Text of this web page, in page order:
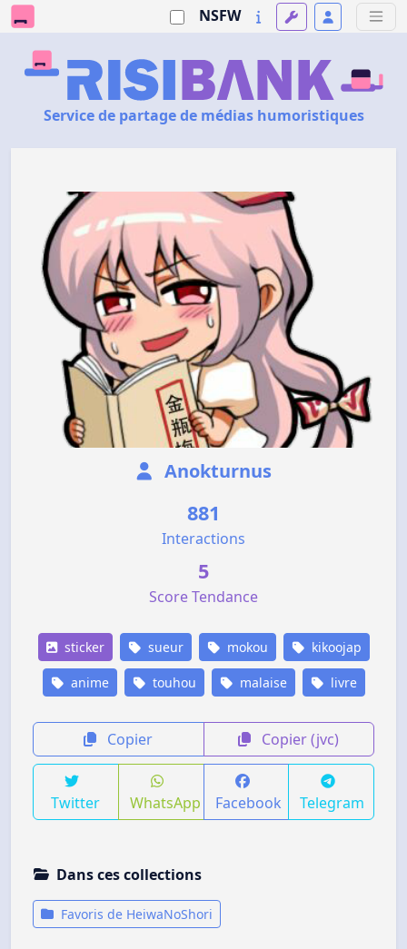
NSFW
Service de partage de médias humoristiques
Anokturnus
881
Interactions
5
Score Tendance
sticker sueur mokou kikoojap
anime touhou malaise livre
Copier Copier (jvc)
Twitter WhatsApp Facebook Telegram
Dans ces collections
Favoris de HeiwaNoShori